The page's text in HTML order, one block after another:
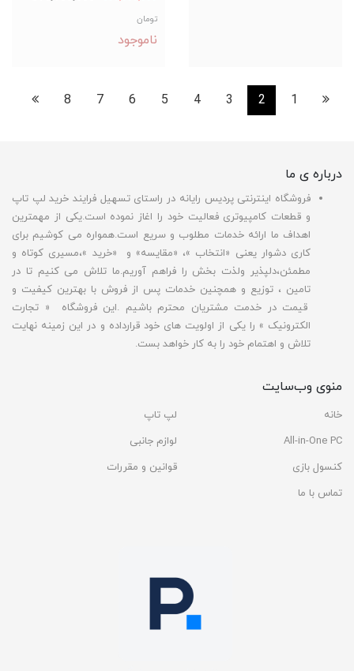
تومان
ناموجود
1
2
3
4
5
6
7
8
درباره ی ما
فروشگاه اینترنتی پردیس رایانه در راستای تسهیل فرایند خرید لپ تاپ
و قطعات کامپیوتری فعالیت خود را اغاز نموده است.یکی از مهمترین
اهداف ما ارائه خدمات مطلوب و سریع است.همواره می کوشیم برای
کاری دشوار یعنی «انتخاب »، «مقایسه» و «خرید »،مسیری کوتاه و
مطمئن،دلپذیر ولذت بخش را فراهم آوریم.ما تلاش می کنیم تا در
تامین ، توزیع و همچنین خدمات پس از فروش با بهترین کیفیت و
قیمت در خدمت مشتریان محترم باشیم .این فروشگاه « تجارت
الکترونیک » را یکی از اولویت های خود قرارداده و در این زمینه نهایت
تلاش و اهتمام خود را به کار خواهد بست.
منوی وب‌سایت
خانه
لپ تاپ
All-in-One PC
لوازم جانبی
کنسول بازی
قوانین و مقررات
تماس با ما